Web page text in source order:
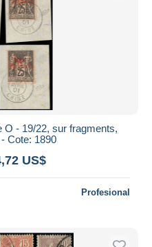
- 19/22, sur fragments,
Cote: 1890
US$
Profesional